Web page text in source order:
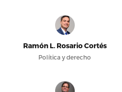
Ramón L. Rosario Cortés
Política y derecho